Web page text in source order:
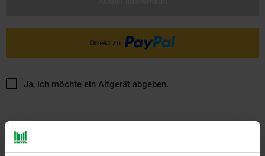
Ja, ich möchte ein Altgerät abgeben.